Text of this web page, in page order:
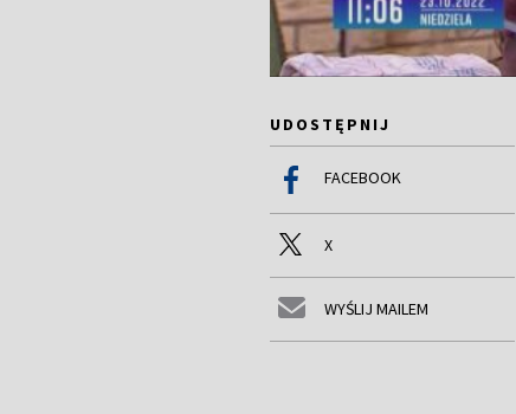
UDOSTĘPNIJ
FACEBOOK
X
WYŚLIJ MAILEM